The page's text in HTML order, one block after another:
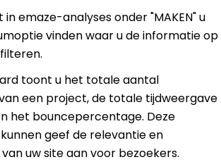
in emaze-analysesonder "MAKEN"u
vinden waar u de informatie op
toont u het totale aantal
een project, de totale tijdweergave
het bouncepercentage. Deze
geef de relevantie en
uw site aan voor bezoekers.